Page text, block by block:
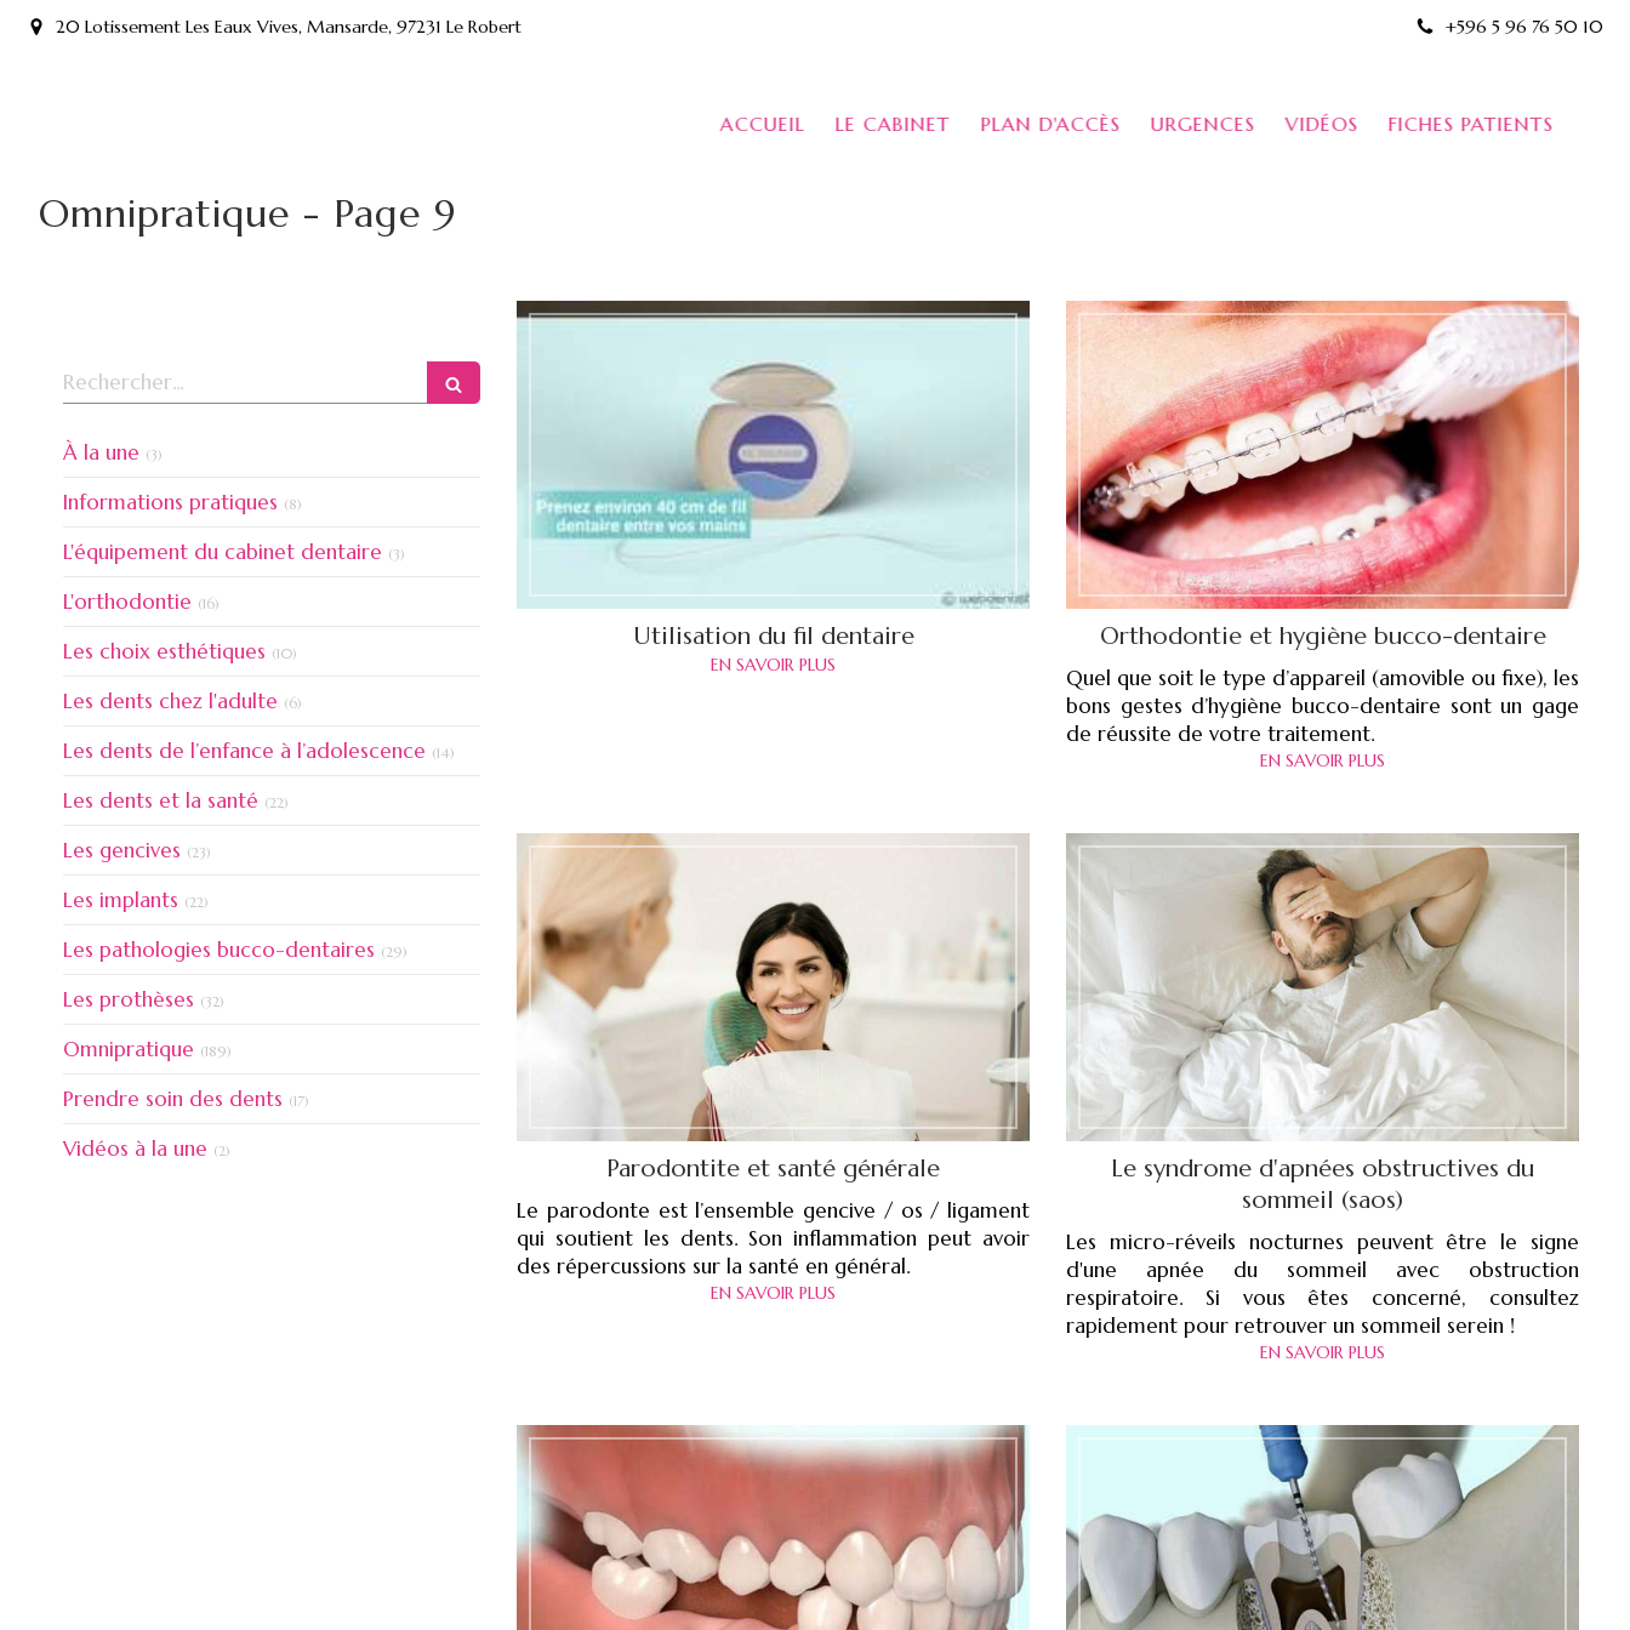
20 Lotissement Les Eaux Vives, Mansarde, 97231 Le Robert +596 5 96 76 50 10
ACCUEIL LE CABINET PLAN D'ACCÈS URGENCES VIDÉOS FICHES PATIENTS
Omnipratique - Page 9
Utilisation du fil dentaire
EN SAVOIR PLUS
Orthodontie et hygiène bucco-dentaire
Quel que soit le type d’appareil (amovible ou fixe), les
bons gestes d’hygiène bucco-dentaire sont un gage
de réussite de votre traitement.
EN SAVOIR PLUS
Parodontite et santé générale
Le parodonte est l’ensemble gencive / os / ligament
qui soutient les dents. Son inflammation peut avoir
des répercussions sur la santé en général.
EN SAVOIR PLUS
Le syndrome d'apnées obstructives du
sommeil (saos)
Les micro-réveils nocturnes peuvent être le signe
d'une apnée du sommeil avec obstruction
respiratoire. Si vous êtes concerné, consultez
rapidement pour retrouver un sommeil serein !
EN SAVOIR PLUS
Rechercher
À la une (3)
Informations pratiques (8)
L'équipement du cabinet dentaire (3)
L'orthodontie (16)
Les choix esthétiques (10)
Les dents chez l'adulte (6)
Les dents de l’enfance à l’adolescence (14)
Les dents et la santé (22)
Les gencives (23)
Les implants (22)
Les pathologies bucco-dentaires (29)
Les prothèses (32)
Omnipratique (189)
Prendre soin des dents (17)
Vidéos à la une (2)